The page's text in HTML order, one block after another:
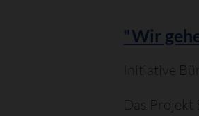
"Wir
Initiative
Das Projekt